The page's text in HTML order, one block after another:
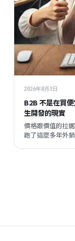
2026年8月3日
B2B 不是在買
生開發的現實
價格跟價值的拉
跑了這麼多年外